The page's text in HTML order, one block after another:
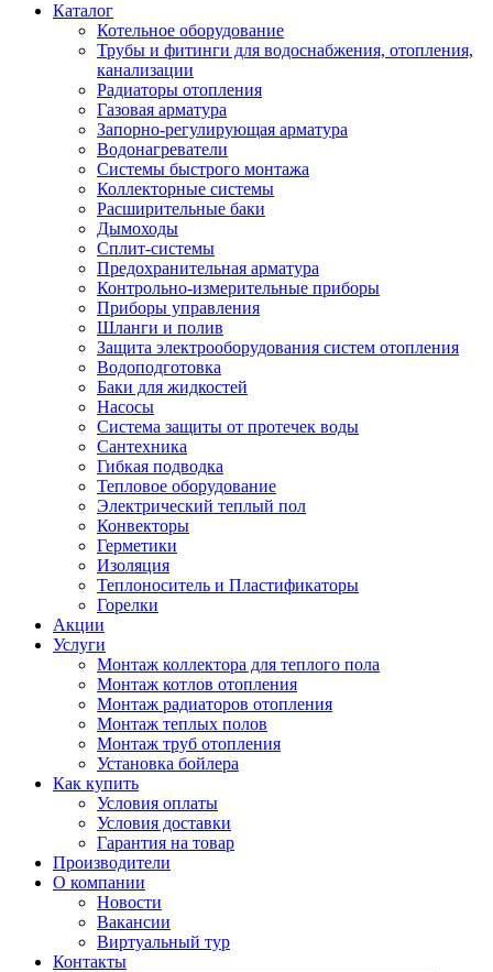
Каталог
Котельное оборудование
Трубы и фитинги для водоснабжения, отопления,
канализации
Радиаторы отопления
Газовая арматура
Запорно-регулирующая арматура
Водонагреватели
Системы быстрого монтажа
Коллекторные системы
Расширительные баки
Дымоходы
Сплит-системы
Предохранительная арматура
Контрольно-измерительные приборы
Приборы управления
Шланги и полив
Защита электрооборудования систем отопления
Водоподготовка
Баки для жидкостей
Насосы
Система защиты от протечек воды
Сантехника
Гибкая подводка
Тепловое оборудование
Электрический теплый пол
Конвекторы
Герметики
Изоляция
Теплоноситель и Пластификаторы
Горелки
Акции
Услуги
Монтаж коллектора для теплого пола
Монтаж котлов отопления
Монтаж радиаторов отопления
Монтаж теплых полов
Монтаж труб отопления
Установка бойлера
Как купить
Условия оплаты
Условия доставки
Гарантия на товар
Производители
О компании
Новости
Вакансии
Виртуальный тур
Контакты